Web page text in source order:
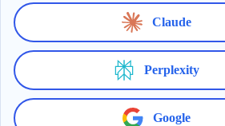
Claude
Perplexity
Google